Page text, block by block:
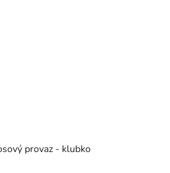
provaz - klubko